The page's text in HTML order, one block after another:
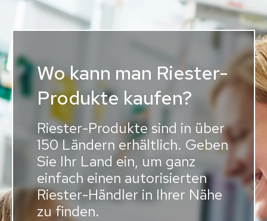
Wo kann man Riester-
Produkte kaufen?
Riester-Produkte sind in über
150 Ländern erhältlich. Geben
Sie Ihr Land ein, um ganz
einfach einen autorisierten
Riester-Händler in Ihrer Nähe
zu finden.